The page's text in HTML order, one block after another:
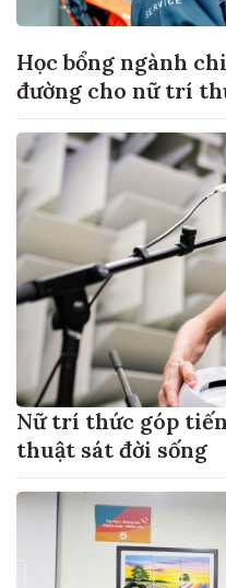
Học bổng ngành
đường cho nữ trí
Nữ trí thức góp
thuật sát đời sống